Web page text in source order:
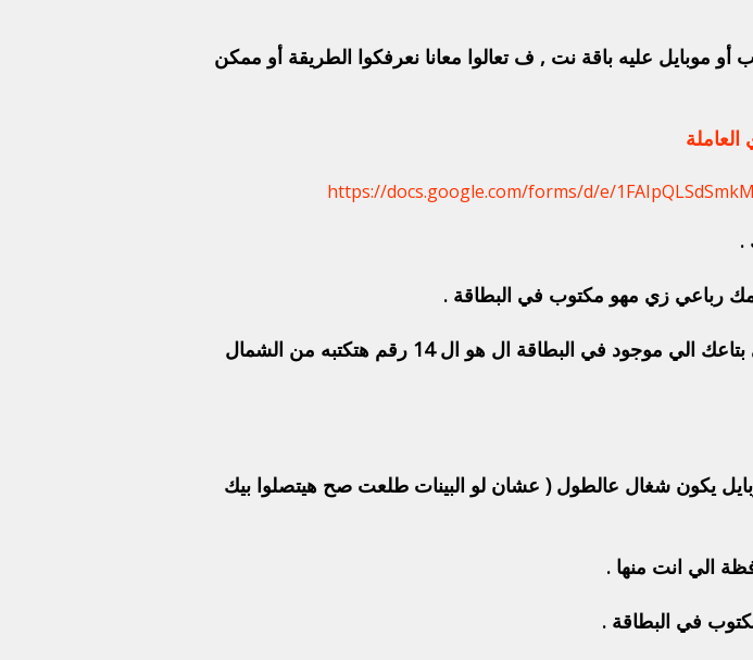
عليه باقة نت , ف تعالوا معانا نعرفكوا الطريقة أو ممكن
https://docs.google.com/forms/d/e/
.
رباعي زي مهو مكتوب في البطاقة .
هتكتب فيها الرقم القومي بتاعك الي موجود في البطاقة ال هو ال 14 رقم هتكتبه من الشمال
يكون شغال عالطول ( عشان لو البينات طلعت صح هيتصلوا بيك
الي انت منها .
في البطاقة .